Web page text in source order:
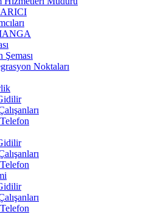
ARICI
Şeması
Noktaları